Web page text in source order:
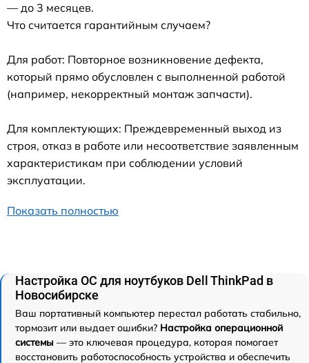
— до 3 месяцев.
Что считается гарантийным случаем?
Для работ: Повторное возникновение дефекта,
который прямо обусловлен с выполненной работой
(например, некорректный монтаж запчасти).
Для комплектующих: Преждевременный выход из
строя, отказ в работе или несоответствие заявленным
характеристикам при соблюдении условий
эксплуатации.
Показать полностью
Настройка ОС для ноутбуков Dell ThinkPad в
Новосибирске
Ваш портативный компьютер перестал работать стабильно,
тормозит или выдает ошибки? Настройка операционной
системы — это ключевая процедура, которая помогает
восстановить работоспособность устройства и обеспечить